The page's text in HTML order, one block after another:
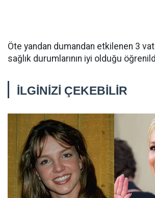
Öte yandan dumandan etkilenen 3
sağlık durumlarının iyi olduğu